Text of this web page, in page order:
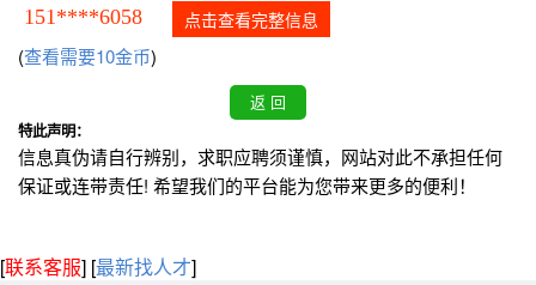
151****6058 点击查看完整信息
(查看需要10金币)
特此声明：
信息真伪请自行辨别，求职应聘须谨慎，网站对此不承担任何
保证或连带责任! 希望我们的平台能为您带来更多的便利！
[联系客服] [最新找人才]